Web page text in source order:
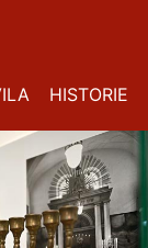
HISTORIE